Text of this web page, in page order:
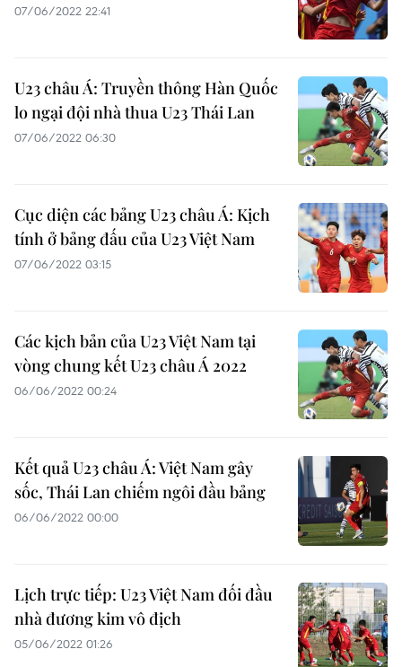
07/06/2022 22:41
U23 châu Á: Truyền thông Hàn Quốc
lo ngại đội nhà thua U23 Thái Lan
07/06/2022 06:30
Cục diện các bảng U23 châu Á: Kịch
tính ở bảng đấu của U23 Việt Nam
07/06/2022 03:15
Các kịch bản của U23 Việt Nam tại
vòng chung kết U23 châu Á 2022
06/06/2022 00:24
Kết quả U23 châu Á: Việt Nam gây
sốc, Thái Lan chiếm ngôi đầu bảng
06/06/2022 00:00
Lịch trực tiếp: U23 Việt Nam đối đầu
nhà đương kim vô địch
05/06/2022 01:26